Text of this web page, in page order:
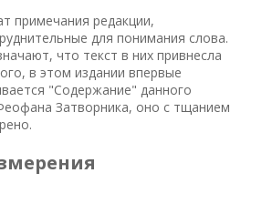
примечания редакции,
для понимания слова.
что текст в них привнесла
в этом издании впервые
"Содержание" данного
Затворника, оно с тщанием